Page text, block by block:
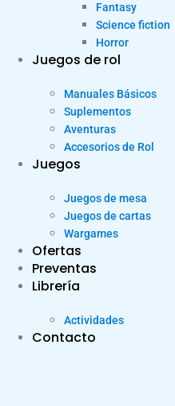
Fantasy
Science fiction
Horror
Juegos de rol
Manuales Básicos
Suplementos
Aventuras
Accesorios de Rol
Juegos
Juegos de mesa
Juegos de cartas
Wargames
Ofertas
Preventas
Librería
Actividades
Contacto